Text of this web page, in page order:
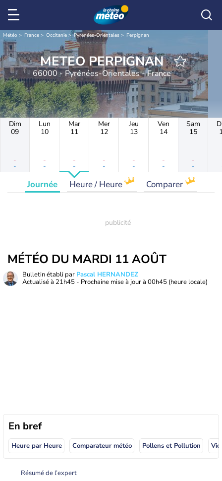
Météo France Occitanie Pyrénées-Orientales Perpignan
METEO PERPIGNAN
66000 - Pyrénées-Orientales - France
Dim
09
-
-
Lun
10
-
-
Mar
11
-
-
Mer
12
-
-
Jeu
13
-
-
Ven
14
-
-
Sam
15
-
-
Journée Heure / Heure Comparer
MÉTÉO DU MARDI 11 AOÛT
Bulletin établi par Pascal HERNANDEZ
Actualisé à 21h45 - Prochaine mise à jour à 00h45 (heure locale)
En bref
Heure par Heure Comparateur météo Pollens et Pollution
Résumé de l’expert